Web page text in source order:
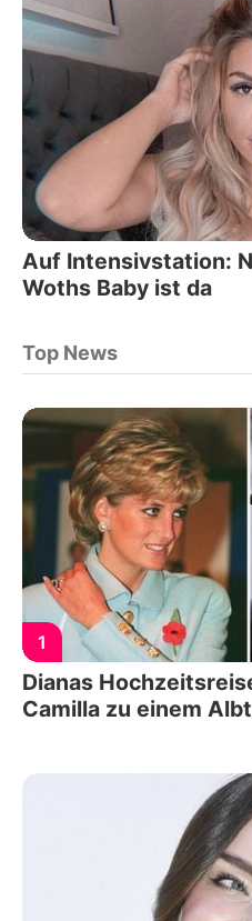
Auf Intensivstation:
Woths Baby ist da
Top News
1
Dianas
Camilla zu einem